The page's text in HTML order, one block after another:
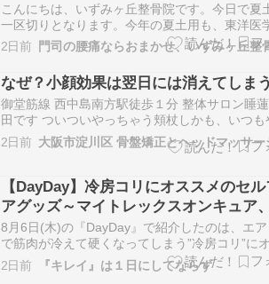
こんにちは、いずみヶ丘整骨院です。今日で夏
一区切りとなります。今年の夏土用も、東洋医
え方をもとに、身体のことや食養生について様
事をご紹介してきました。明日には暦の上では
迎えますが、暑さはまだまだ続きます。暑さで
期に立秋で秋ですよと言われても実感はな…
2日前 門司の腰痛ならおまかせ、いずみヶ丘整
なぜ？小顔効果は翌日には消えてしま
御堂筋線 西中島南方駅徒歩１分 整体サロン睡
田です ついついやっちゃう頬杖しかも、いつも
は同じ側 そら、顔も歪みますよ。 ついでに、
みますよ。 首の歪みを放置しておくと、 「何
前なんです。 そして、首が歪…
2日前
【DayDay】冷房コリにオススメのセ
アグッズ～マイトレックスオンキュア
クティマット
8月6日(木)の『DayDay』で紹介したのは、エ
で筋肉が冷えて硬くなってしまう”冷房コリ”に
メの「セルフケアグッズ」。 目次冷房コリにオ
メ！セルフケアグッズMYTREX(マイトレック
2日前 『キレイ』は１日にしてならず